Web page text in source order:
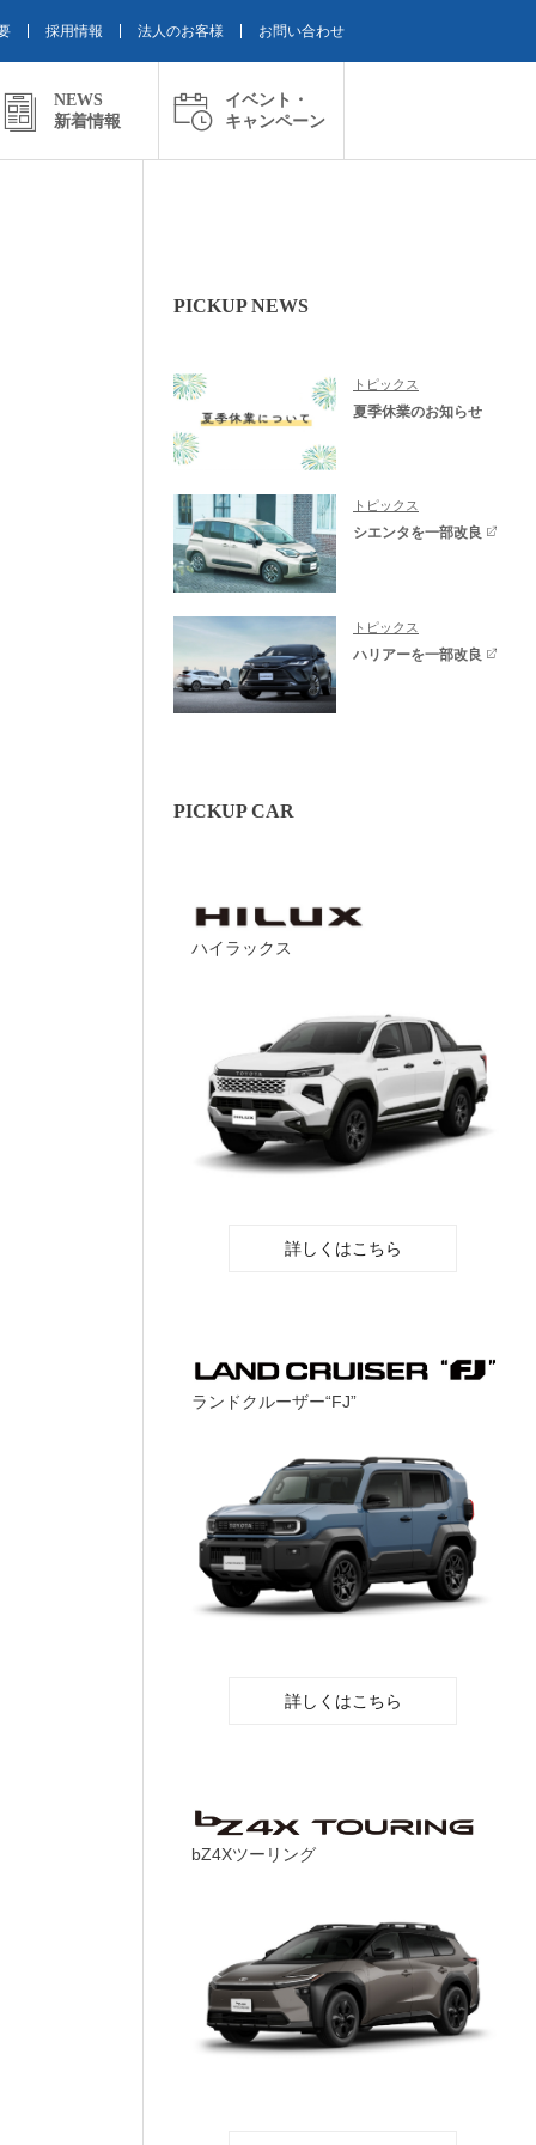
採用情報 法人のお客様 お問い合わせ
NEWS
新着情報
イベント・
キャンペーン
PICKUP NEWS
トピックス
夏季休業のお知らせ
トピックス
シエンタを一部改良
トピックス
ハリアーを一部改良
PICKUP CAR
ハイラックス
詳しくはこちら
ランドクルーザー“FJ”
詳しくはこちら
bZ4Xツーリング